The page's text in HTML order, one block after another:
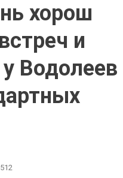
хорош
и
Водолеев
512